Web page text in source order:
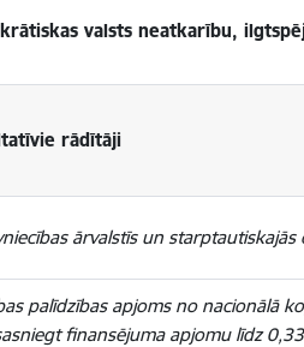
valsts neatkarību,
rādītāji
ārvalstīs un starptautiskajās
palīdzības apjoms no nacionālā
finansējuma apjomu līdz